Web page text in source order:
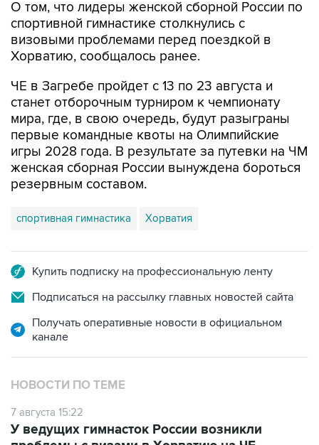
О том, что лидеры женской сборной России по
спортивной гимнастике столкнулись с
визовыми проблемами перед поездкой в
Хорватию, сообщалось ранее.
ЧЕ в Загребе пройдет с 13 по 23 августа и
станет отборочным турниром к чемпионату
мира, где, в свою очередь, будут разыграны
первые командные квоты на Олимпийские
игры 2028 года. В результате за путевки на ЧМ
женская сборная России вынуждена бороться
резервным составом.
спортивная гимнастика Хорватия
Купить подписку на профессиональную ленту
Подписаться на рассылку главных новостей сайта
Получать оперативные новости в официальном
канале
НОВОСТИ ПО ТЕМЕ
7 августа 15:22
У ведущих гимнасток России возникли